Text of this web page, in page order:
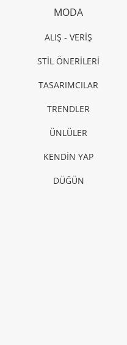
MODA
ALIŞ - VERİŞ
STİL ÖNERİLERİ
TASARIMCILAR
TRENDLER
ÜNLÜLER
KENDİN YAP
DÜĞÜN